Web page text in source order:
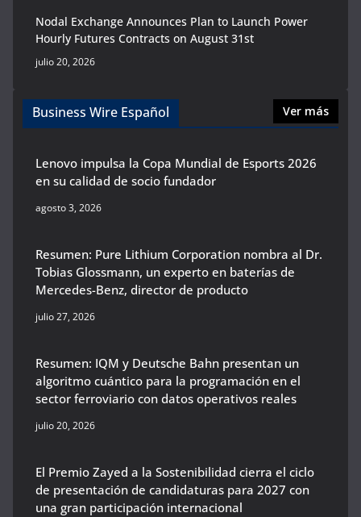
Nodal Exchange Announces Plan to Launch Power
Hourly Futures Contracts on August 31st
julio 20, 2026
Business Wire Español Ver más
Lenovo impulsa la Copa Mundial de Esports 2026
en su calidad de socio fundador
agosto 3, 2026
Resumen: Pure Lithium Corporation nombra al Dr.
Tobias Glossmann, un experto en baterías de
Mercedes-Benz, director de producto
julio 27, 2026
Resumen: IQM y Deutsche Bahn presentan un
algoritmo cuántico para la programación en el
sector ferroviario con datos operativos reales
julio 20, 2026
El Premio Zayed a la Sostenibilidad cierra el ciclo
de presentación de candidaturas para 2027 con
una gran participación internacional